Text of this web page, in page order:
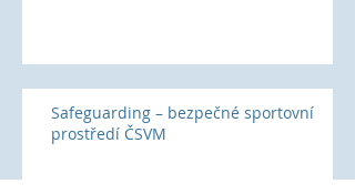
Safeguarding – bezpečné sportovní
prostředí ČSVM